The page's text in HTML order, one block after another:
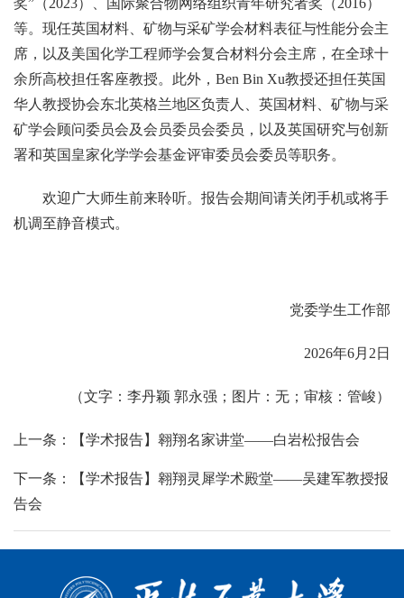
等。现任英国材料、矿物与采矿学会材料表征与性能分会主
席，以及美国化学工程师学会复合材料分会主席，在全球十
余所高校担任客座教授。此外，Ben Bin Xu教授还担任英国
华人教授协会东北英格兰地区负责人、英国材料、矿物与采
矿学会顾问委员会及会员委员会委员，以及英国研究与创新
署和英国皇家化学学会基金评审委员会委员等职务。
欢迎广大师生前来聆听。报告会期间请关闭手机或将手
机调至静音模式。
党委学生工作部
2026年6月2日
（文字：李丹颖 郭永强；图片：无；审核：管峻）
上一条：【学术报告】​翱翔名家讲堂——白岩松报告会
下一条：【学术报告】翱翔灵犀学术殿堂——吴建军教授报
告会